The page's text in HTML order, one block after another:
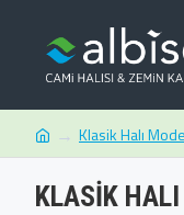
Klasik Halı
KLASIK